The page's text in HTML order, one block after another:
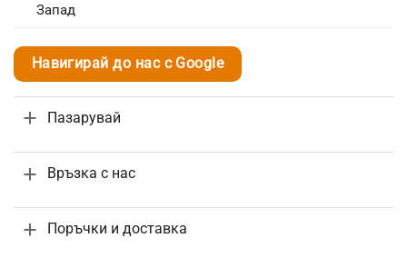
Запад
Навигирай до нас с Google
Пазарувай
Връзка с нас
Поръчки и доставка